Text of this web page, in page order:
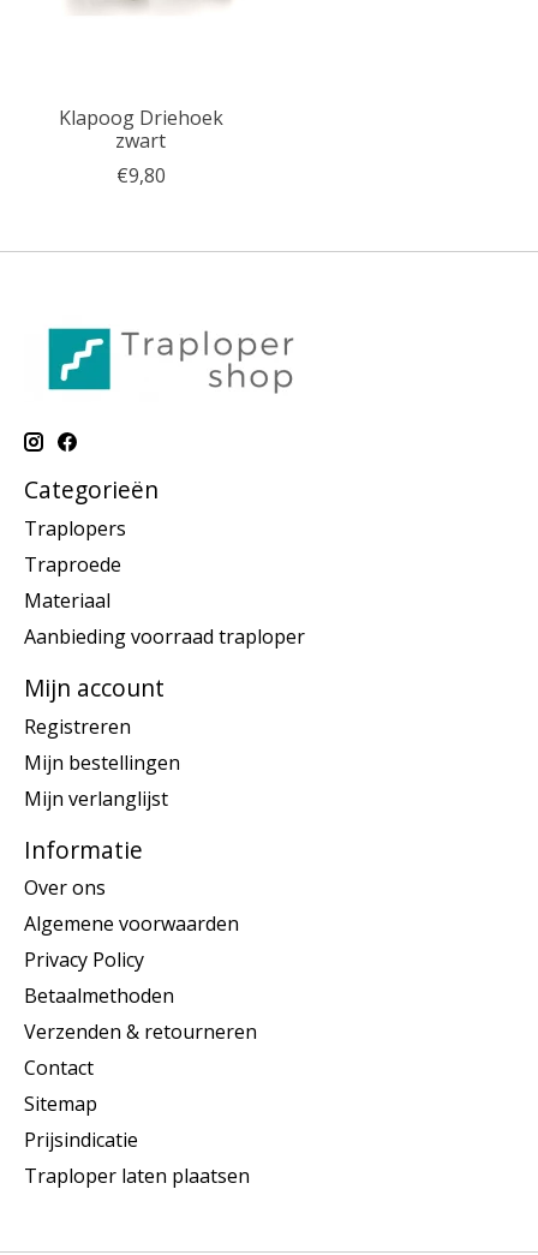
Klapoog Driehoek
zwart
€9,80
Categorieën
Traplopers
Traproede
Materiaal
Aanbieding voorraad traploper
Mijn account
Registreren
Mijn bestellingen
Mijn verlanglijst
Informatie
Over ons
Algemene voorwaarden
Privacy Policy
Betaalmethoden
Verzenden & retourneren
Contact
Sitemap
Prijsindicatie
Traploper laten plaatsen